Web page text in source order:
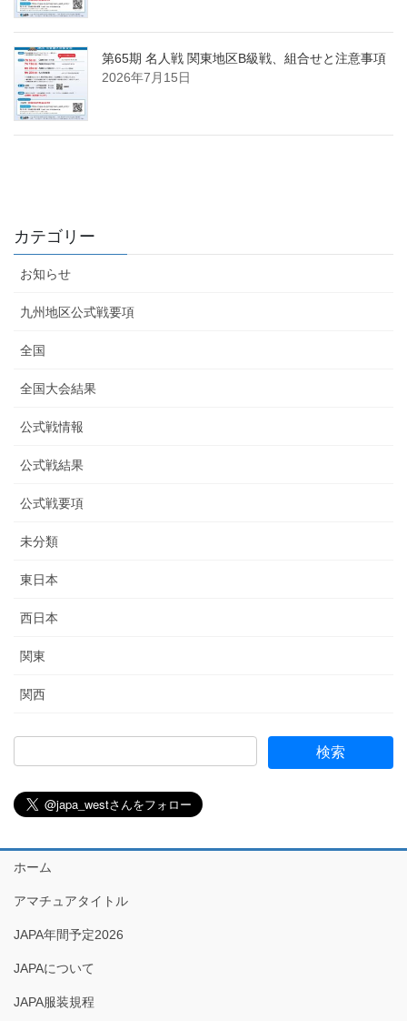
第65期 名人戦 関東地区B級戦、組合せと注意事項
2026年7月15日
カテゴリー
お知らせ
九州地区公式戦要項
全国
全国大会結果
公式戦情報
公式戦結果
公式戦要項
未分類
東日本
西日本
関東
関西
ホーム
アマチュアタイトル
JAPA年間予定2026
JAPAについて
JAPA服装規程